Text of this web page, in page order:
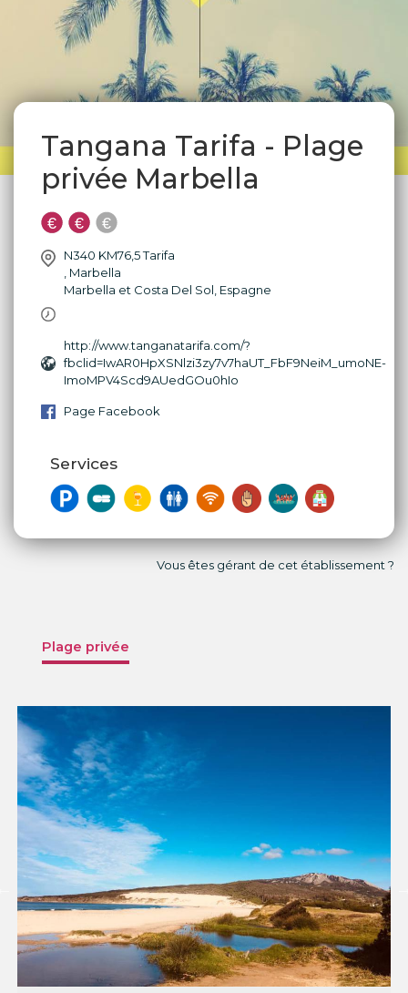
Tangana Tarifa - Plage
privée Marbella
N340 KM76,5 Tarifa
, Marbella
Marbella et Costa Del Sol, Espagne
http://www.tanganatarifa.com/?
fbclid=IwAR0HpXSNlzi3zy7v7haUT_FbF9NeiM_umoNE-
ImoMPV4Scd9AUedGOu0hIo
Page Facebook
Services
Vous êtes gérant de cet établissement ?
Plage privée